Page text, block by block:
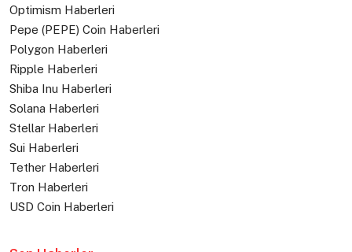
Optimism Haberleri
Pepe (PEPE) Coin Haberleri
Polygon Haberleri
Ripple Haberleri
Shiba Inu Haberleri
Solana Haberleri
Stellar Haberleri
Sui Haberleri
Tether Haberleri
Tron Haberleri
USD Coin Haberleri